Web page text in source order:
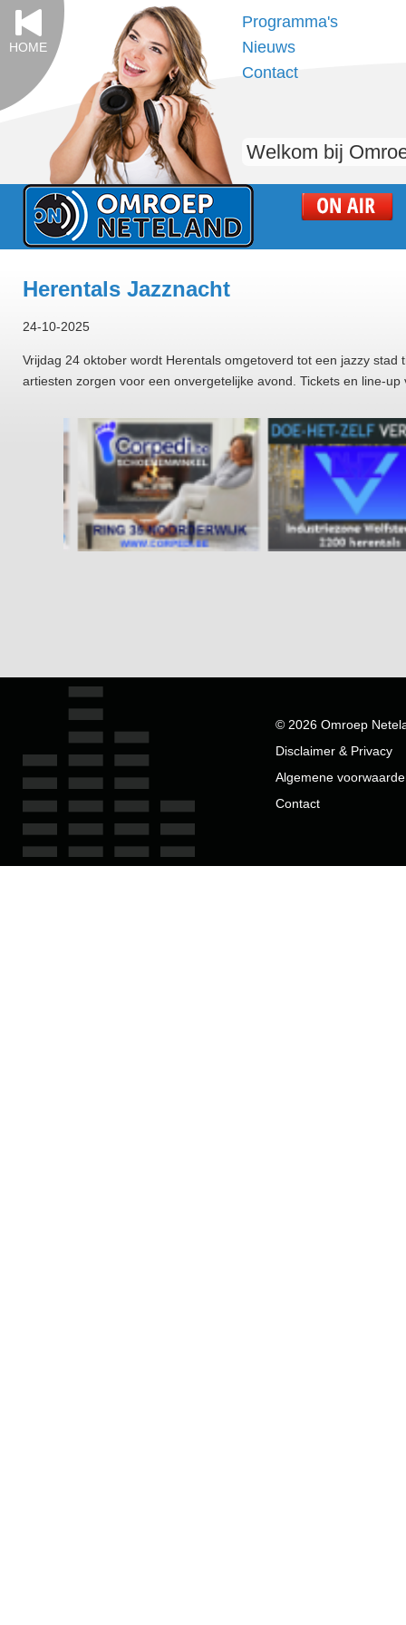
HOME
Programma's
Nieuws
Contact
Welkom bij
Herentals Jazznacht
24-10-2025
Vrijdag 24 oktober wordt Herentals omgetoverd tot een jazzy
artiesten zorgen voor een onvergetelijke avond. Tickets en line-up
© 2026 Omroep
Disclaimer & Privacy
Algemene
Contact